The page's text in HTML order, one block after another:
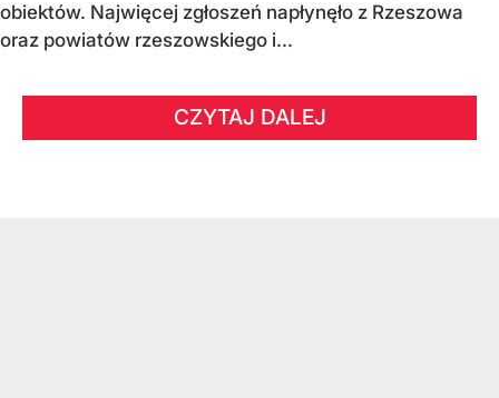
obiektów. Najwięcej zgłoszeń napłynęło z Rzeszowa
oraz powiatów rzeszowskiego i...
CZYTAJ DALEJ